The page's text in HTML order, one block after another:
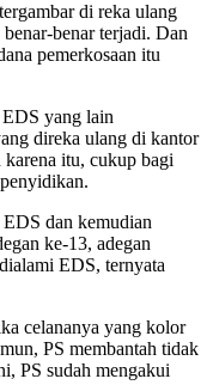
di reka ulang
benar terjadi. Dan
pemerkosaan itu
yang lain
direka ulang di kantor
itu, cukup bagi
dan kemudian
ke-13, adegan
EDS, ternyata
celananya yang kolor
PS membantah tidak
PS sudah mengakui